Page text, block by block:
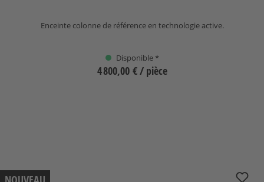
Enceinte colonne de référence en technologie active.
Disponible *
4 800,00 €/ pièce